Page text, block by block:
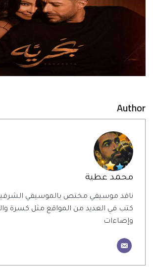
Author
محمد عطية
ناقد موسيقي مختص بالموسيقي
كتب في العديد من المواقع مثل كسرة
وإضاءات